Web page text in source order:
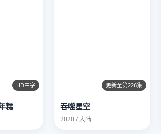
HD中字
糕
更新至第226集
吞噬星空
2020 / 大陆